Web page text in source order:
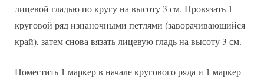
лицевой гладью по кругу на высоту 3 см. Провязать 1
круговой ряд изнаночными петлями (заворачивающийся
край), затем снова вязать лицевую гладь на высоту 3 см.
Поместить 1 маркер в начале кругового ряда и 1 маркер